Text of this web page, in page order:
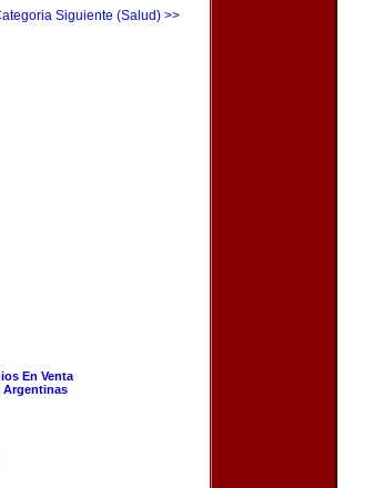
Siguiente (Salud) >>
En Venta
Argentinas